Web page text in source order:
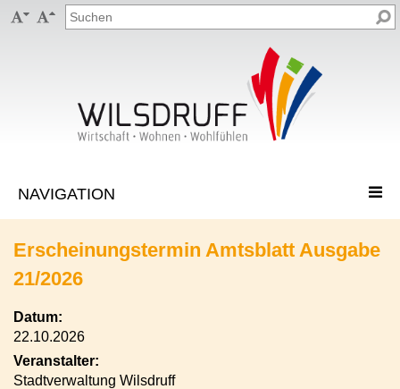
 
Erscheinungstermin Amtsblatt Ausgabe
21/2026
Datum:
22.10.2026
Veranstalter:
Stadtverwaltung Wilsdruff